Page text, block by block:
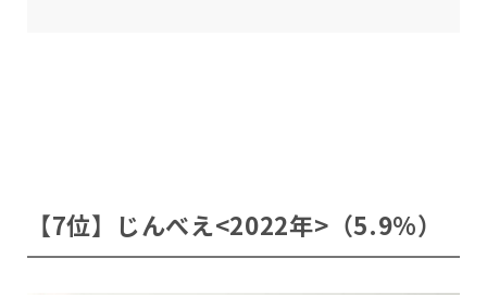
【7位】じんべえ<2022年>（5.9%）